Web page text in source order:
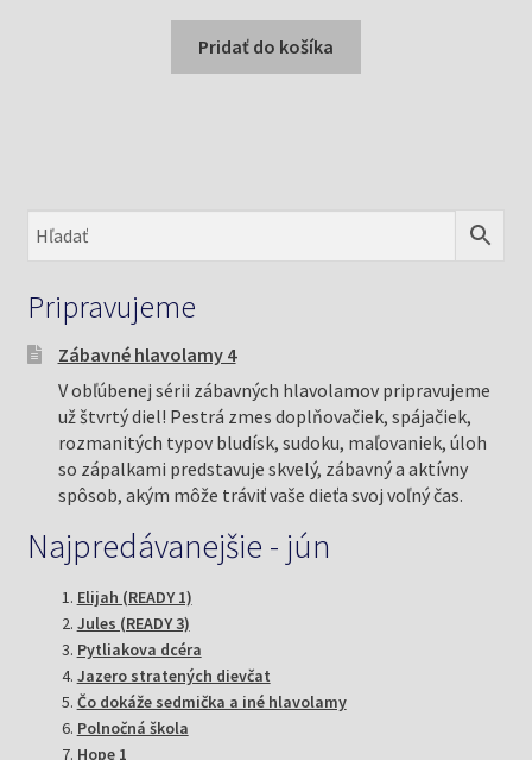
cena
bola:
0,80 €.
cena
je:
0,78 €.
Pridať do košíka
Pripravujeme
Zábavné hlavolamy 4
V obľúbenej sérii zábavných hlavolamov pripravujeme
už štvrtý diel! Pestrá zmes doplňovačiek, spájačiek,
rozmanitých typov bludísk, sudoku, maľovaniek, úloh
so zápalkami predstavuje skvelý, zábavný a aktívny
spôsob, akým môže tráviť vaše dieťa svoj voľný čas.
Najpredávanejšie - jún
Elijah (READY 1)
Jules (READY 3)
Pytliakova dcéra
Jazero stratených dievčat
Čo dokáže sedmička a iné hlavolamy
Polnočná škola
Hope 1